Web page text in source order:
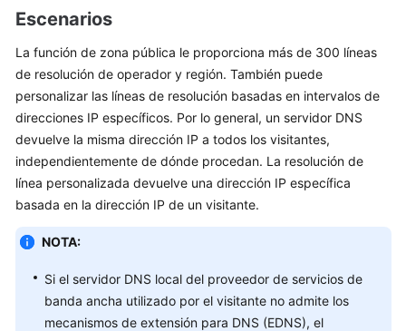
iniciales
Guía
del
usuario
Zonas
públicas
privadas
Conjuntos
de
registros
Escenarios
La función de zona pública le proporciona más de 300 líneas
de resolución de operador y región. También puede
personalizar las líneas de resolución basadas en intervalos de
direcciones IP específicos. Por lo general, un servidor DNS
devuelve la misma dirección IP a todos los visitantes,
independientemente de dónde procedan. La resolución de
línea personalizada devuelve una dirección IP específica
basada en la dirección IP de un visitante.
NOTA:
Si el servidor DNS local del proveedor de servicios de
banda ancha utilizado por el visitante no admite los
mecanismos de extensión para DNS (EDNS), el